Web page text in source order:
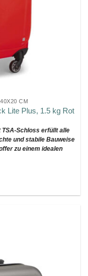
CM
Lite Plus, 1.5 kg Rot
Schloss erfüllt alle
und stabile Bauweise
zu einem idealen